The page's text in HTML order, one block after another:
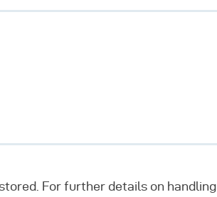
For further details on handling